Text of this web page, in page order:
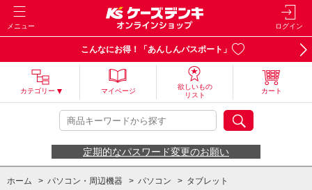
メニュー ログイン
こんなにお得！「あんしんパスポート」
カテゴリー マイページ
欲しいもの
リスト
カート
定期的なパスワード変更のお願い
ホーム > パソコン・周辺機器 > パソコン > タブレット